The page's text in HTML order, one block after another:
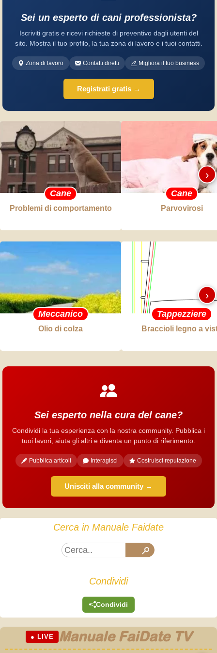
Sei un esperto di cani professionista?
Iscriviti gratis e ricevi richieste di preventivo dagli utenti del
sito. Mostra il tuo profilo, la tua zona di lavoro e i tuoi contatti.
Zona di lavoro Contatti diretti Migliora il tuo business
Registrati gratis →
Cane
Problemi di comportamento
Cane
Parvovirosi
›
Meccanico
Olio di colza
Tappezziere
Braccioli legno a
›
Sei esperto nella cura del cane?
Condividi la tua esperienza con la nostra community. Pubblica i
tuoi lavori, aiuta gli altri e diventa un punto di riferimento.
Pubblica articoli Interagisci Costruisci reputazione
Unisciti alla community →
Cerca in Manuale Faidate
Condividi
Condividi
● LIVE Manuale FaiDate TV